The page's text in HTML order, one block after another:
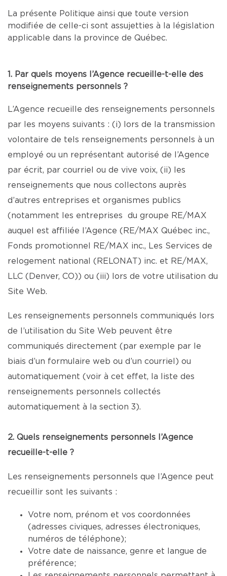
La présente Politique ainsi que toute version
modifiée de celle-ci sont assujetties à la législation
applicable dans la province de Québec.
1. Par quels moyens l’Agence recueille-t-elle des
renseignements personnels ?
L’Agence recueille des renseignements personnels
par les moyens suivants : (i) lors de la transmission
volontaire de tels renseignements personnels à un
employé ou un représentant autorisé de l’Agence
par écrit, par courriel ou de vive voix, (ii) les
renseignements que nous collectons auprès
d’autres entreprises et organismes publics
(notamment les entreprises du groupe RE/MAX
auquel est affiliée l’Agence (RE/MAX Québec inc.,
Fonds promotionnel RE/MAX inc., Les Services de
relogement national (RELONAT) inc. et RE/MAX,
LLC (Denver, CO)) ou (iii) lors de votre utilisation du
Site Web.
Les renseignements personnels communiqués lors
de l’utilisation du Site Web peuvent être
communiqués directement (par exemple par le
biais d’un formulaire web ou d’un courriel) ou
automatiquement (voir à cet effet, la liste des
renseignements personnels collectés
automatiquement à la section 3).
2. Quels renseignements personnels l’Agence
recueille-t-elle ?
Les renseignements personnels que l’Agence peut
recueillir sont les suivants :
Votre nom, prénom et vos coordonnées
(adresses civiques, adresses électroniques,
numéros de téléphone);
Votre date de naissance, genre et langue de
préférence;